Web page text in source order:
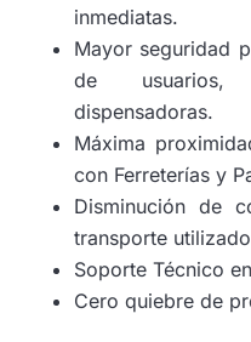
inmediatas.
Mayor seguridad
de usuarios,
dispensadoras.
Máxima
con Ferreterías y
Disminución de
transporte
Soporte Técnico
Cero quiebre de